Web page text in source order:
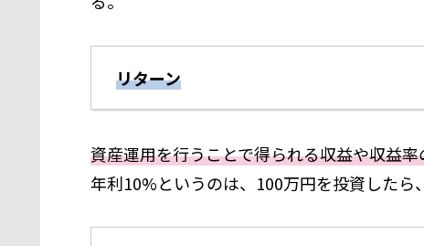
リターン
資産運用を行うことで得られる収益や収益率
年利10%というのは、100万円を投資したら